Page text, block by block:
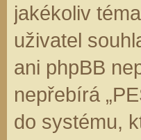
jakékoliv
uživatel
ani phpBB
nepřebírá
do systému,